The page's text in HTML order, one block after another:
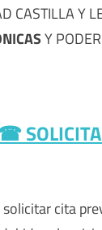
CASTILLA Y
Y
solicitar cita